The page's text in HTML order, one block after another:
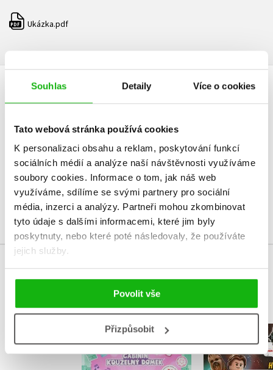
Souhlas Detaily Více o cookies
Tato webová stránka používá cookies
K personalizaci obsahu a reklam, poskytování funkcí
sociálních médií a analýze naší návštěvnosti využíváme
soubory cookies. Informace o tom, jak náš web
využíváme, sdílíme se svými partnery pro sociální
média, inzerci a analýzy. Partneři mohou zkombinovat
tyto údaje s dalšími informacemi, které jim byly
poskytnuty, nebo které poté následovaly, že používáte
jejich služby.
Povolit vše
Přizpůsobit
PDF Ukázka.pdf
V současné době nejsou vytvořena žádná uživatelská hodnocení.
Vaše hodnocení
Uživatelskou recenzi mohou vkládat pouze registrovaní uživatelé
Přihlásit
MOHLO BY VÁS TAKÉ ZAJÍMAT
Gábinin kouzelný
domek - Vybarvuj
LEGO®
Han Solo a